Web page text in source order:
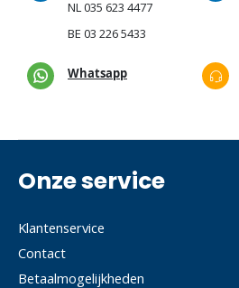
NL035 623 4477
BE 03 226 5433
Whatsapp
Onze service
Klantenservice
Contact
Betaalmogelijkheden